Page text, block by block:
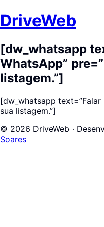
DriveWeb
[dw_whatsapp
WhatsApp”
listagem.”]
[dw_whatsapp text=”Falar
sua listagem.”]
© 2026 DriveWeb ·
Soares